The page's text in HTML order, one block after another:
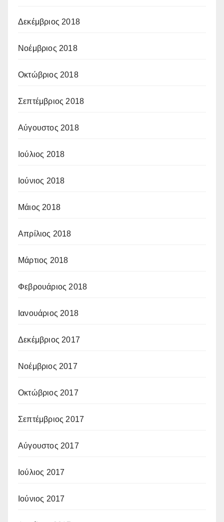
Δεκέμβριος 2018
Νοέμβριος 2018
Οκτώβριος 2018
Σεπτέμβριος 2018
Αύγουστος 2018
Ιούλιος 2018
Ιούνιος 2018
Μάιος 2018
Απρίλιος 2018
Μάρτιος 2018
Φεβρουάριος 2018
Ιανουάριος 2018
Δεκέμβριος 2017
Νοέμβριος 2017
Οκτώβριος 2017
Σεπτέμβριος 2017
Αύγουστος 2017
Ιούλιος 2017
Ιούνιος 2017